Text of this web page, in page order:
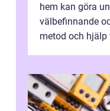
hem kan göra
välbefinnande
metod och hjälp